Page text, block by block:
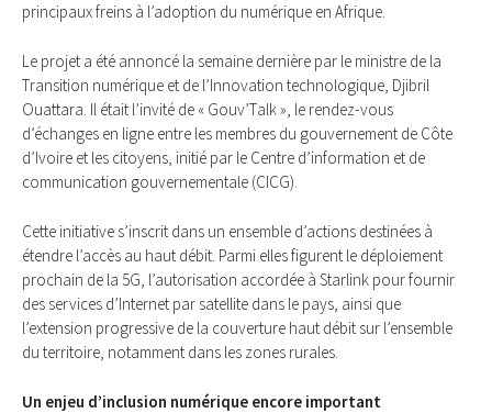
principaux freins à l’adoption du numérique en Afrique.
Le projet a été annoncé la semaine dernière par le ministre de la
Transition numérique et de l’Innovation technologique, Djibril
Ouattara. Il était l’invité de « Gouv’Talk », le rendez-vous
d’échanges en ligne entre les membres du gouvernement de Côte
d’Ivoire et les citoyens, initié par le Centre d’information et de
communication gouvernementale (CICG).
Cette initiative s’inscrit dans un ensemble d’actions destinées à
étendre l’accès au haut débit. Parmi elles figurent le déploiement
prochain de la 5G, l’autorisation accordée à Starlink pour fournir
des services d’Internet par satellite dans le pays, ainsi que
l’extension progressive de la couverture haut débit sur l’ensemble
du territoire, notamment dans les zones rurales.
Un enjeu d’inclusion numérique encore important